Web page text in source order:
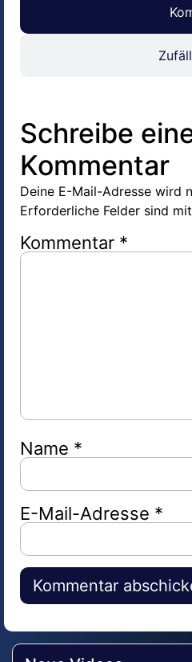
Schreibe
Kommentar
Deine E-Mail-Adresse wird
Erforderliche Felder sind mit
Kommentar *
Name *
E-Mail-Adresse *
Alternative: